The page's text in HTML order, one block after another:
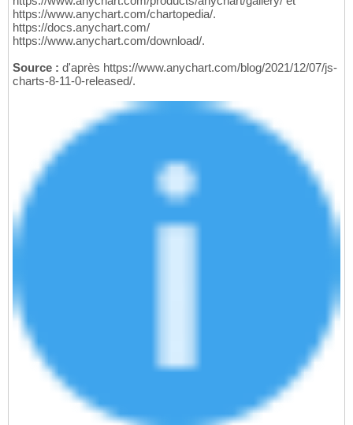
https://www.anychart.com/chartopedia/.
https://docs.anychart.com/
https://www.anychart.com/download/.
Source : d'après https://www.anychart.com/blog/2021/12/07/js-
charts-8-11-0-released/.